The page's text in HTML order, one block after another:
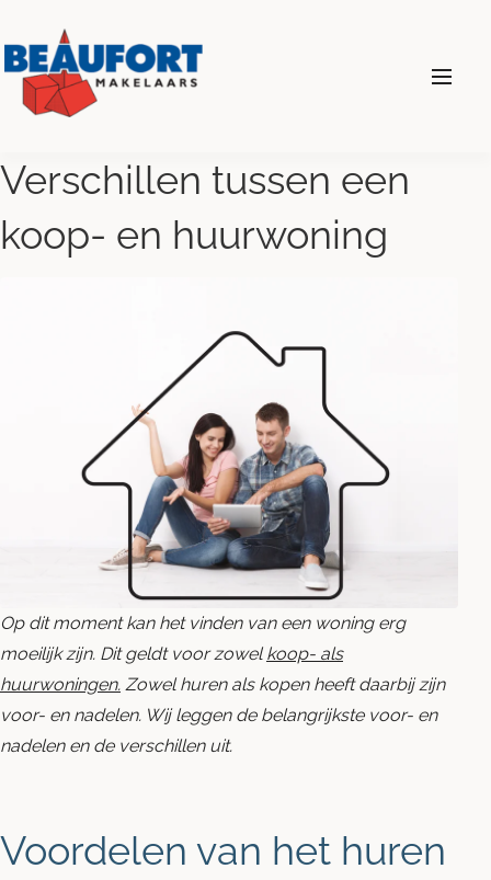
Diensten
Contact opnemen
Verschillen tussen een
koop- en huurwoning
Op dit moment kan het vinden van een woning erg
moeilijk zijn. Dit geldt voor zowelkoop- als
huurwoningen. Zowel huren als kopen heeft daarbij zijn
voor- en nadelen. Wij leggen de belangrijkste voor- en
nadelen en de verschillen uit.
Voordelen van het huren